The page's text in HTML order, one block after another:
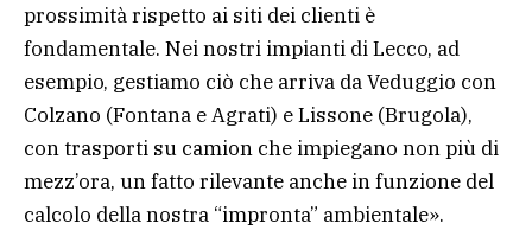
prossimità rispetto ai siti dei clienti è
fondamentale. Nei nostri impianti di Lecco, ad
esempio, gestiamo ciò che arriva da Veduggio con
Colzano (Fontana e Agrati) e Lissone (Brugola),
con trasporti su camion che impiegano non più di
mezz’ora, un fatto rilevante anche in funzione del
calcolo della nostra “impronta” ambientale».